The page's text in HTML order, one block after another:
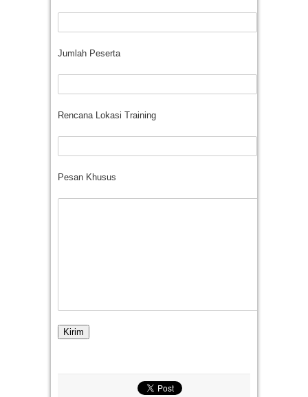
Jumlah Peserta
Rencana Lokasi Training
Pesan Khusus